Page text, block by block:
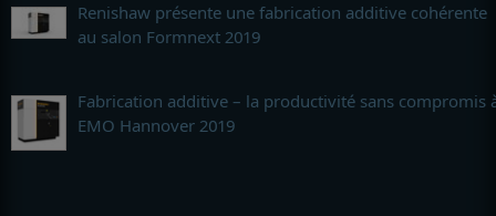
Renishaw présente une fabrication additive cohérente
au salon Formnext 2019
Fabrication additive – la productivité sans compromis
EMO Hannover 2019